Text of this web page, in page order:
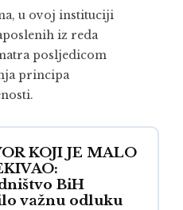
u ovoj instituciji
iz reda
posljedicom
principa
KOJI JE MALO
BiH
važnu odluku